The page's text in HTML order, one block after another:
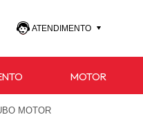
ATENDIMENTO
(47) 3027-4733
MOTOR
MOTOR